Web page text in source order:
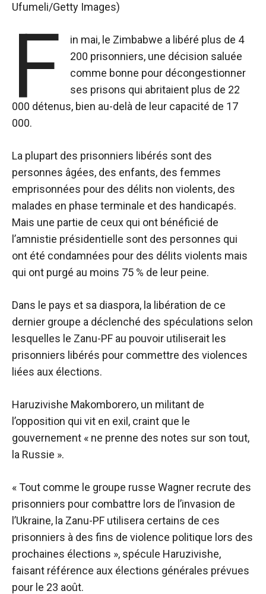
Ufumeli/Getty Images)
F
in mai, le Zimbabwe a libéré plus de 4
200 prisonniers, une décision saluée
comme bonne pour décongestionner
ses prisons qui abritaient plus de 22
000 détenus, bien au-delà de leur capacité de 17
000.
La plupart des prisonniers libérés sont des
personnes âgées, des enfants, des femmes
emprisonnées pour des délits non violents, des
malades en phase terminale et des handicapés.
Mais une partie de ceux qui ont bénéficié de
l’amnistie présidentielle sont des personnes qui
ont été condamnées pour des délits violents mais
qui ont purgé au moins 75 % de leur peine.
Dans le pays et sa diaspora, la libération de ce
dernier groupe a déclenché des spéculations selon
lesquelles le Zanu-PF au pouvoir utiliserait les
prisonniers libérés pour commettre des violences
liées aux élections.
Haruzivishe Makomborero, un militant de
l’opposition qui vit en exil, craint que le
gouvernement « ne prenne des notes sur son tout,
la Russie ».
« Tout comme le groupe russe Wagner recrute des
prisonniers pour combattre lors de l’invasion de
l’Ukraine, la Zanu-PF utilisera certains de ces
prisonniers à des fins de violence politique lors des
prochaines élections », spécule Haruzivishe,
faisant référence aux élections générales prévues
pour le 23 août.